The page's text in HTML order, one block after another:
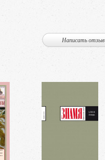
Написать отзыв